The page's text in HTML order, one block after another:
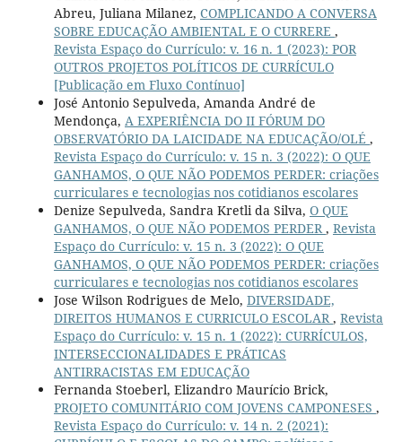
Abreu, Juliana Milanez, COMPLICANDO A CONVERSA
SOBRE EDUCAÇÃO AMBIENTAL E O CURRERE ,
Revista Espaço do Currículo: v. 16 n. 1 (2023): POR
OUTROS PROJETOS POLÍTICOS DE CURRÍCULO
[Publicação em Fluxo Contínuo]
José Antonio Sepulveda, Amanda André de
Mendonça, A EXPERIÊNCIA DO II FÓRUM DO
OBSERVATÓRIO DA LAICIDADE NA EDUCAÇÃO/OLÉ ,
Revista Espaço do Currículo: v. 15 n. 3 (2022): O QUE
GANHAMOS, O QUE NÃO PODEMOS PERDER: criações
curriculares e tecnologias nos cotidianos escolares
Denize Sepulveda, Sandra Kretli da Silva, O QUE
GANHAMOS, O QUE NÃO PODEMOS PERDER, Revista
Espaço do Currículo: v. 15 n. 3 (2022): O QUE
GANHAMOS, O QUE NÃO PODEMOS PERDER: criações
curriculares e tecnologias nos cotidianos escolares
Jose Wilson Rodrigues de Melo, DIVERSIDADE,
DIREITOS HUMANOS E CURRICULO ESCOLAR, Revista
Espaço do Currículo: v. 15 n. 1 (2022): CURRÍCULOS,
INTERSECCIONALIDADES E PRÁTICAS
ANTIRRACISTAS EM EDUCAÇÃO
Fernanda Stoeberl, Elizandro Maurício Brick,
PROJETO COMUNITÁRIO COM JOVENS CAMPONESES ,
Revista Espaço do Currículo: v. 14 n. 2 (2021):